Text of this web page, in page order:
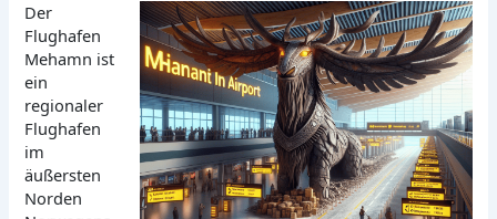
Der
Flughafen
Mehamn ist
ein
regionaler
Flughafen
im
äußersten
Norden